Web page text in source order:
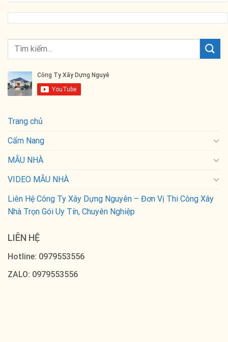
Trang chủ
Cẩm Nang
MẪU NHÀ
VIDEO MẪU NHÀ
Liên Hệ Công Ty Xây Dựng Nguyên – Đơn Vị Thi Công Xây
Nhà Trọn Gói Uy Tín, Chuyên Nghiệp
LIÊN HỆ
Hotline: 0979553556
ZALO: 0979553556